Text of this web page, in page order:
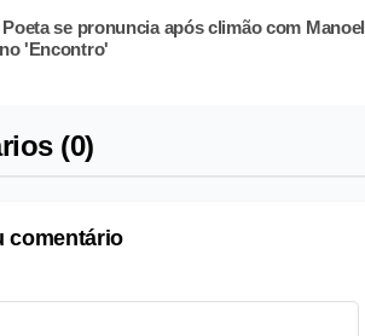
se pronuncia após climão com Manoel
'Encontro'
(0)
comentário